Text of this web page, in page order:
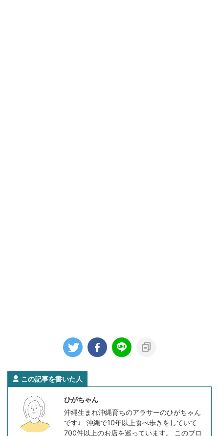
この記事を書いた人
ひがちゃん
沖縄生まれ沖縄育ちのアラサーのひがちゃん
です♩ 沖縄で10年以上食べ歩きをしていて
700件以上のお店を巡っています。 このブロ